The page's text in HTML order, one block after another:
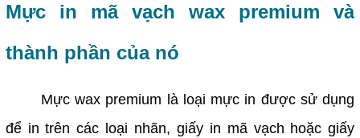
Mực in mã vạch wax premium và
thành phần của nó
Mực wax premium là loại mực in được sử dụng
để in trên các loại nhãn, giấy in mã vạch hoặc giấy